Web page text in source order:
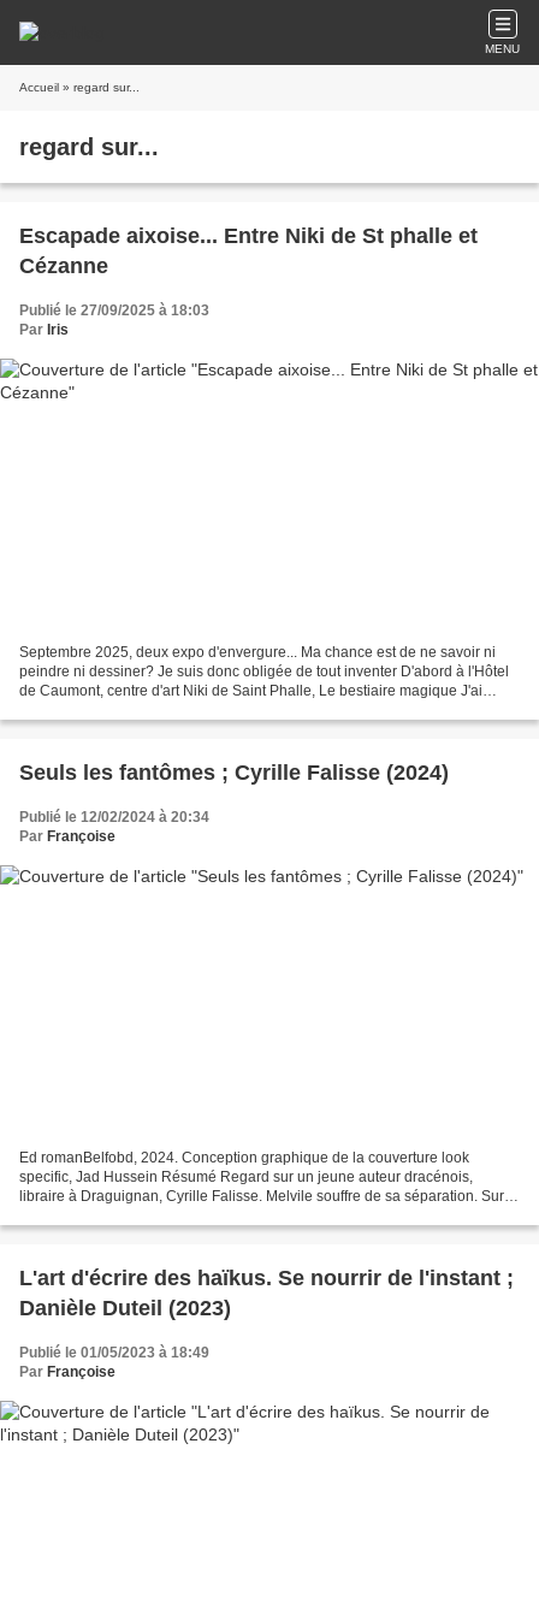
MENU
Accueil » regard sur...
regard sur...
Escapade aixoise... Entre Niki de St phalle et
Cézanne
Publié le 27/09/2025 à 18:03
Par Iris
Septembre 2025, deux expo d'envergure... Ma chance est de ne savoir ni
peindre ni dessiner? Je suis donc obligée de tout inventer D'abord à l'Hôtel
de Caumont, centre d'art Niki de Saint Phalle, Le bestiaire magique J'ai
Seuls les fantômes ; Cyrille Falisse (2024)
Publié le 12/02/2024 à 20:34
Par Françoise
Ed romanBelfobd, 2024. Conception graphique de la couverture look
specific, Jad Hussein Résumé Regard sur un jeune auteur dracénois,
libraire à Draguignan, Cyrille Falisse. Melvile souffre de sa séparation. Sur
L'art d'écrire des haïkus. Se nourrir de l'instant ;
Danièle Duteil (2023)
Publié le 01/05/2023 à 18:49
Par Françoise